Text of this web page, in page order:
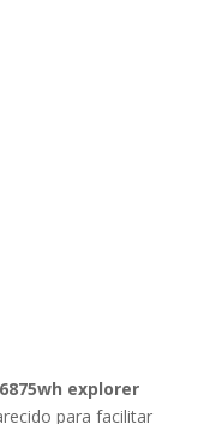
explorer
para facilitar